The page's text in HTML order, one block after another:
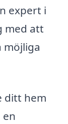
expert i
med att
ditt hem